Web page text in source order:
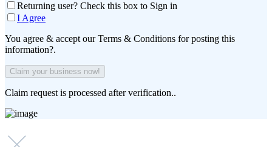
Returning user? Check this box to Sign in
I Agree
You agree & accept our Terms & Conditions for posting this
information?.
Claim request is processed after verification..